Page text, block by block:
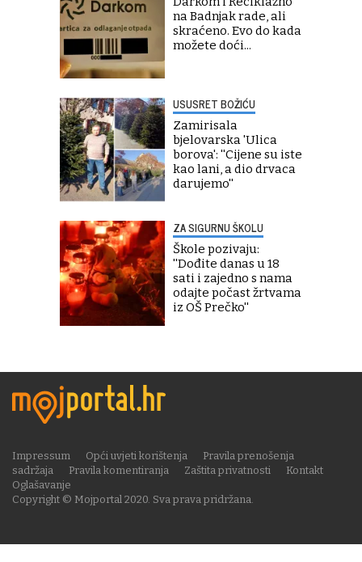
na Badnjak rade, ali
skraćeno. Evo do kada
možete doći...
USUSRET BOŽIĆU
Zamirisala
bjelovarska 'Ulica
borova': ''Cijene su iste
kao lani, a dio drvaca
darujemo''
ZA SIGURNU ŠKOLU
Škole pozivaju:
''Dođite danas u 18
sati i zajedno s nama
odajte počast žrtvama
iz OŠ Prečko''
Copyright © Mojportal 2020. Sva prava pridržana.
Impressum Opći uvjeti korištenja
Pravila prenošenja
sadržaja
Pravila komentiranja Zaštita privatnosti
Kontakt
Oglašavanje